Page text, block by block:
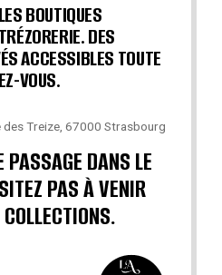
BOUTIQUES
DES
ACCESSIBLES TOUTE
VOUS.
des Treize, 67000 Strasbourg
DANS LE
PAS À VENIR